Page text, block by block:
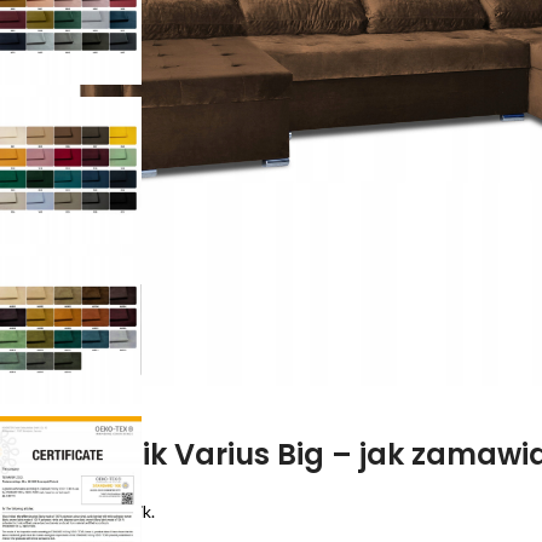
Narożnik Varius Big – jak
1. Kup narożnik.